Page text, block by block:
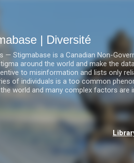
| Diversité
— Stigmabase is a Canadian Non-
around the world and make the
to misinformation and lists only
of individuals is a too common
world and many complex factors are